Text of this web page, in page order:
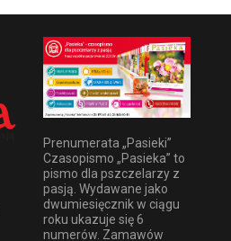
Prenumerata „Pasieki”
Czasopismo „Pasieka” to
pismo dla pszczelarzy z
pasją. Wydawane jako
dwumiesięcznik w ciągu
roku ukazuje się 6
numerów. Zamawów